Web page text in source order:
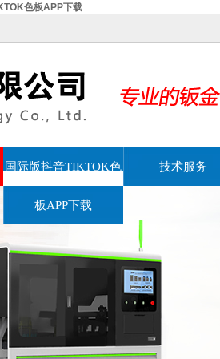
色板APP下载
国际版抖音TIKTOK色
板APP下载
技术服务